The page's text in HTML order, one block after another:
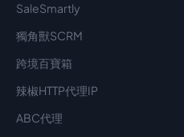
SaleSmartly
獨角獸SCRM
跨境百寶箱
辣椒HTTP代理IP
ABC代理